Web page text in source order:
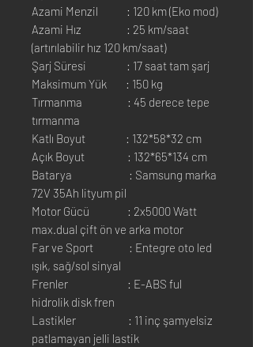
Azami Menzil : 120 km (Eko mod)
Azami Hız : 25 km/saat
(artırılabilir hız 120 km/saat)
Şarj Süresi : 17 saat tam şarj
Maksimum Yük : 150 kg
Tırmanma : 45 derece tepe
tırmanma
Katlı Boyut : 132*58*32 cm
Açık Boyut : 132*65*134 cm
Batarya : Samsung marka
72V 35Ah lityum pil
Motor Gücü : 2x5000 Watt
max.dual çift ön ve arka motor
Far ve Sport : Entegre oto led
ışık, sağ/sol sinyal
Frenler : E-ABS ful
hidrolik disk fren
Lastikler : 11 inç şamyelsiz
patlamayan jelli lastik